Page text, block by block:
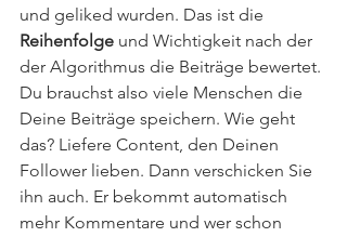
und geliked wurden. Das ist die
Reihenfolge und Wichtigkeit nach der
der Algorithmus die Beiträge bewertet.
Du brauchst also viele Menschen die
Deine Beiträge speichern. Wie geht
das? Liefere Content, den Deinen
Follower lieben. Dann verschicken Sie
ihn auch. Er bekommt automatisch
mehr Kommentare und wer schon